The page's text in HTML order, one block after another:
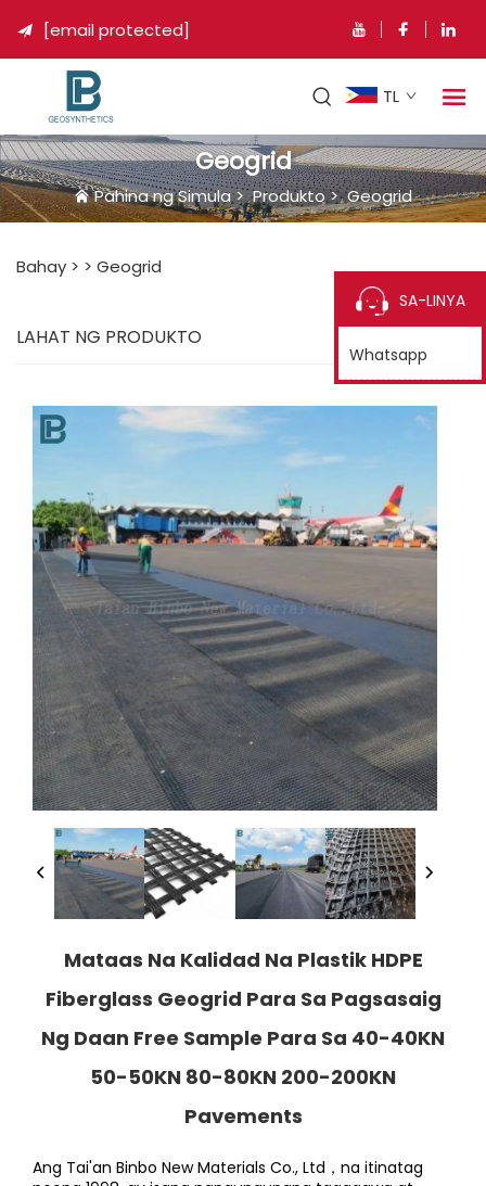
 [email protected]
TL
Geogrid
Pahina ng Simula>Produkto>Geogrid
Bahay > > Geogrid
LAHAT NG PRODUKTO
Mataas Na Kalidad Na Plastik HDPE
Fiberglass Geogrid Para Sa Pagsasaig
Ng Daan Free Sample Para Sa 40-40KN
50-50KN 80-80KN 200-200KN
Pavements
Ang Tai'an Binbo New Materials Co., Ltd，na itinatag
SA-LINYA
Whatsapp